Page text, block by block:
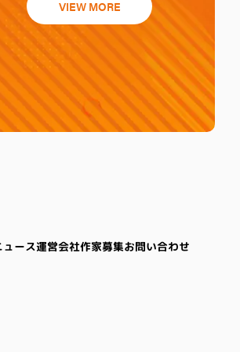
VIEW MORE
ュース運営会社作家募集お問い合わせ